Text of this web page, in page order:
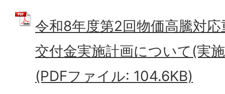
令和8年度第2回物価高騰対
交付金実施計画について(実
(PDFファイル: 104.6KB)